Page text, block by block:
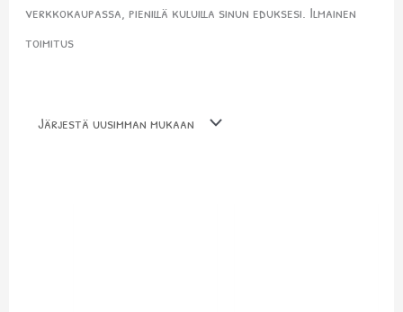
verkkokaupassa, pienillä kuluilla sinun eduksesi. Ilmainen
toimitus